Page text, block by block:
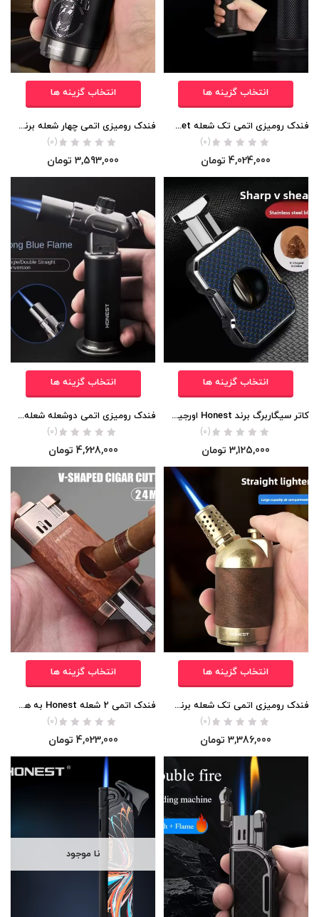
انتخاب گزینه ها
فندک رومیزی اتمی تک شعله Honest 505Jet اورجینال
(0)
4,024,000 تومان
انتخاب گزینه ها
فندک رومیزی اتمی چهار شعله برند Honest اورجینال
(0)
3,593,000 تومان
انتخاب گزینه ها
کاتر سیگاربرگ برند Honest اورجینال
(0)
3,125,000 تومان
انتخاب گزینه ها
فندک رومیزی اتمی دوشعله شعله برند Honest اورجینال
(0)
4,628,000 تومان
انتخاب گزینه ها
فندک رومیزی اتمی تک شعله برند Honest اورجینال
(0)
3,386,000 تومان
انتخاب گزینه ها
فندک اتمی 2 شعله Honest به همراه کاتر اورجینال
(0)
4,023,000 تومان
نا موجود